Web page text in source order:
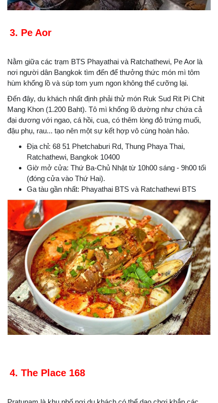
3. Pe Aor
Nằm giữa các trạm BTS Phayathai và Ratchathewi, Pe Aor là
nơi người dân Bangkok tìm đến để thưởng thức món mì tôm
hùm khổng lồ và súp tom yum ngon không thể cưỡng lại.
Đến đây, du khách nhất định phải thử món Ruk Sud Rit Pi Chit
Mang Khon (1.200 Baht). Tô mì khổng lồ dường như chứa cả
đại dương với ngao, cá hồi, cua, có thêm lòng đỏ trứng muối,
đậu phụ, rau... tạo nên một sự kết hợp vô cùng hoàn hảo.
Địa chỉ: 68 51 Phetchaburi Rd, Thung Phaya Thai,
Ratchathewi, Bangkok 10400
Giờ mở cửa: Thứ Ba-Chủ Nhật từ 10h00 sáng - 9h00 tối
(đóng cửa vào Thứ Hai).
Ga tàu gần nhất: Phayathai BTS và Ratchathewi BTS
4. The Place 168